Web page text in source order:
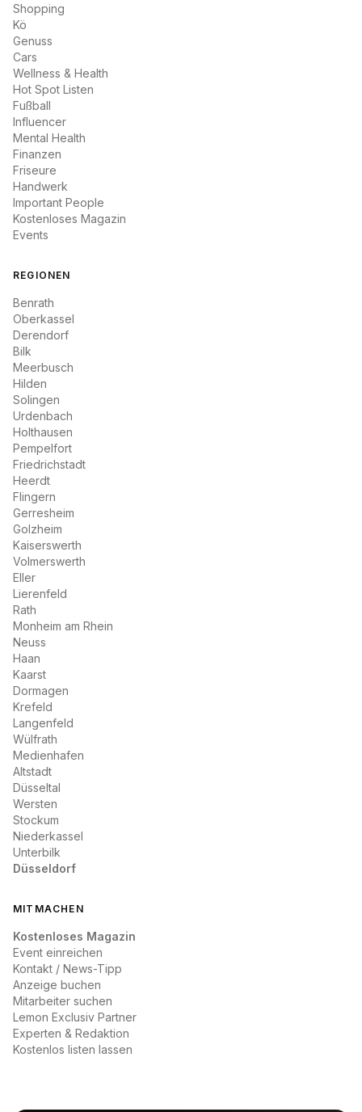
Shopping
Kö
Genuss
Cars
Wellness & Health
Hot Spot Listen
Fußball
Influencer
Mental Health
Finanzen
Friseure
Handwerk
Important People
Kostenloses Magazin
Events
REGIONEN
Benrath
Oberkassel
Derendorf
Bilk
Meerbusch
Hilden
Solingen
Urdenbach
Holthausen
Pempelfort
Friedrichstadt
Heerdt
Flingern
Gerresheim
Golzheim
Kaiserswerth
Volmerswerth
Eller
Lierenfeld
Rath
Monheim am Rhein
Neuss
Haan
Kaarst
Dormagen
Krefeld
Langenfeld
Wülfrath
Medienhafen
Altstadt
Düsseltal
Wersten
Stockum
Niederkassel
Unterbilk
Düsseldorf
MITMACHEN
Kostenloses Magazin
Event einreichen
Kontakt / News-Tipp
Anzeige buchen
Mitarbeiter suchen
Lemon Exclusiv Partner
Experten & Redaktion
Kostenlos listen lassen